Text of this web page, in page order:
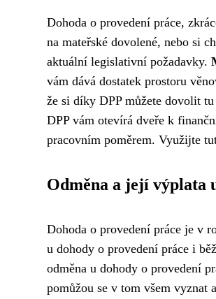
Dohoda o provedení práce,
na mateřské dovolené, nebo si
aktuální legislativní požadavky.
vám dává dostatek prostoru
že si díky DPP můžete dovolit
DPP vám otevírá dveře k
pracovním poměrem. Využijte
Odměna a její výplata
Dohoda o provedení práce je v
u dohody o provedení práce i
odměna u dohody o provedení
pomůžou se v tom všem vyznat